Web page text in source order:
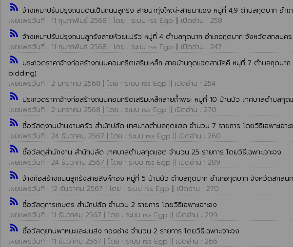
rss_feed จ้างเหมาปรับปรุงถนนดินเป็นถนนลูกรัง สายนาทุ่งใหญ่-สายนาแซง หมู่ที่ 4,9 ตำบลกุดบาก อำเ
เผยแพร่วันที่ : 11 กุมภาพันธ์ 2568 | โดย : ระบบ rss Egp || เปิดอ่าน : 258
rss_feed จ้างเหมาปรับปรุงถนนลูกรังสายห้วยแม่รัว หมู่ที่ 4 ตำบลกุดบาก อำเภอกุดบาก จังหวัดสกลนคร
เผยแพร่วันที่ : 11 กุมภาพันธ์ 2568 | โดย : ระบบ rss Egp || เปิดอ่าน : 247
rss_feed ประกวดราคาจ้างก่อสร้างถนนคอนกรีตเสริมเหล็ก สายบ้านกุดแฮดสามัคคี หมู่ที่ 7 ตำบลกุดบ
bidding)
เผยแพร่วันที่ : 2 มกราคม 2568 | โดย : ระบบ rss Egp || เปิดอ่าน : 254
rss_feed ประกวดราคาจ้างก่อสร้างถนนคอนกรีตเสริมเหล็กสายถ้ำพระ หมู่ที่ 10 บ้านบัว เทศบาลตำบ
เผยแพร่วันที่ : 2 มกราคม 2568 | โดย : ระบบ rss Egp || เปิดอ่าน : 270
rss_feed ซื้อวัสดุงานบ้านงานครัว สำนักปลัด เทศบาลตำบลกุดแฮด จำนวน 7 รายการ โดยวิธีเฉพาะเจาะ
เผยแพร่วันที่ : 24 ธันวาคม 2567 | โดย : ระบบ rss Egp || เปิดอ่าน : 260
rss_feed ซื้อวัสดุสำนักงาน สำนักปลัด เทศบาลตำบลกุดแฮด จำนวน 25 รายการ โดยวิธีเฉพาะเจาะจง
เผยแพร่วันที่ : 24 ธันวาคม 2567 | โดย : ระบบ rss Egp || เปิดอ่าน : 289
rss_feed จ้างก่อสร้างถนนลูกรังสายสิงห์ทอง หมู่ที่ 5 บ้านบัว ตำบลกุดบาก อำเภอกุดบาก จังหวัดสกลนคร
เผยแพร่วันที่ : 12 ธันวาคม 2567 | โดย : ระบบ rss Egp || เปิดอ่าน : 270
rss_feed ซื้อวัสดุการเกษตร สำนักปลัด จำนวน 2 รายการ โดยวิธีเฉพาะเจาะจง
เผยแพร่วันที่ : 11 ธันวาคม 2567 | โดย : ระบบ rss Egp || เปิดอ่าน : 299
rss_feed ซื้อวัสดุยานพาหนะและขนส่ง กองช่าง จำนวน 2 รายการ โดยวิธีเฉพาะเจาะจง
เผยแพร่วันที่ : 11 ธันวาคม 2567 | โดย : ระบบ rss Egp || เปิดอ่าน : 266